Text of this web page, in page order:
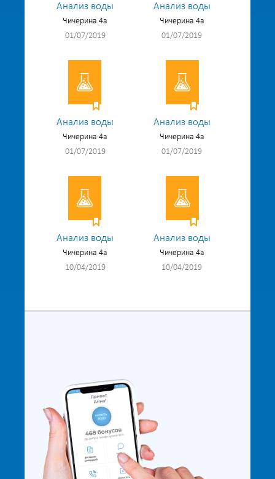
Анализ воды
Чичерина 4а
01/07/2019
Анализ воды
Чичерина 4а
01/07/2019
Анализ воды
Чичерина 4а
01/07/2019
Анализ воды
Чичерина 4а
01/07/2019
Анализ воды
Чичерина 4а
10/04/2019
Анализ воды
Чичерина 4а
10/04/2019